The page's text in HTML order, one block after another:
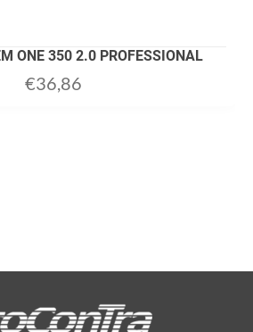
ONE 350 2.0 PROFESSIONAL
€36,86